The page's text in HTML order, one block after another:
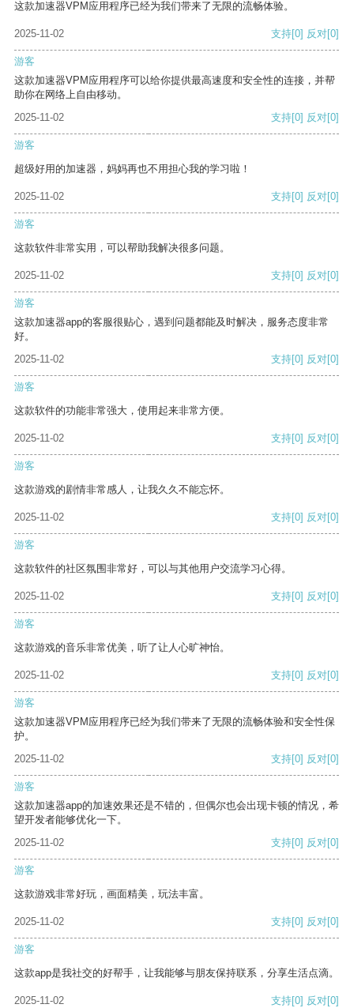
这款加速器VPM应用程序已经为我们带来了无限的流畅体验。
2025-11-02 支持[0] 反对[0]
游客
这款加速器VPM应用程序可以给你提供最高速度和安全性的连接，并帮
助你在网络上自由移动。
2025-11-02
支持[0] 反对[0]
游客
超级好用的加速器，妈妈再也不用担心我的学习啦！
2025-11-02 支持[0] 反对[0]
游客
这款软件非常实用，可以帮助我解决很多问题。
2025-11-02 支持[0] 反对[0]
游客
这款加速器app的客服很贴心，遇到问题都能及时解决，服务态度非常
好。
2025-11-02
支持[0] 反对[0]
游客
这款软件的功能非常强大，使用起来非常方便。
2025-11-02 支持[0] 反对[0]
游客
这款游戏的剧情非常感人，让我久久不能忘怀。
2025-11-02 支持[0] 反对[0]
游客
这款软件的社区氛围非常好，可以与其他用户交流学习心得。
2025-11-02 支持[0] 反对[0]
游客
这款游戏的音乐非常优美，听了让人心旷神怡。
2025-11-02 支持[0] 反对[0]
游客
这款加速器VPM应用程序已经为我们带来了无限的流畅体验和安全性保
护。
2025-11-02
支持[0] 反对[0]
游客
这款加速器app的加速效果还是不错的，但偶尔也会出现卡顿的情况，希
望开发者能够优化一下。
2025-11-02
支持[0] 反对[0]
游客
这款游戏非常好玩，画面精美，玩法丰富。
2025-11-02 支持[0] 反对[0]
游客
这款app是我社交的好帮手，让我能够与朋友保持联系，分享生活点滴。
2025-11-02 支持[0] 反对[0]